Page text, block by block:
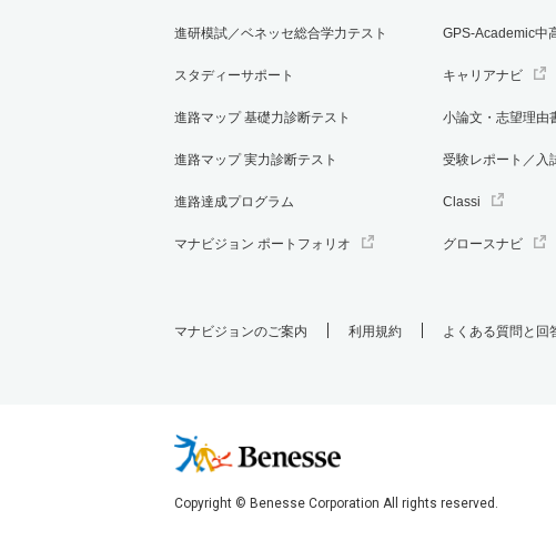
進研模試／ベネッセ総合学力テスト
スタディーサポート
進路マップ 基礎力診断テスト
進路マップ 実力診断テスト
進路達成プログラム
マナビジョン ポートフォリオ
GPS-Academic中
キャリアナビ
小論文・志望理由
受験レポート／入
Classi
グロースナビ
マナビジョンのご案内 利用規約 よくある質問と回
Copyright © Benesse Corporation All rights reserved.